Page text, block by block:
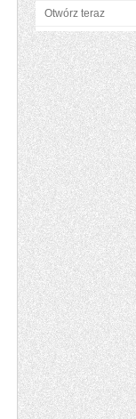
Otwórz teraz